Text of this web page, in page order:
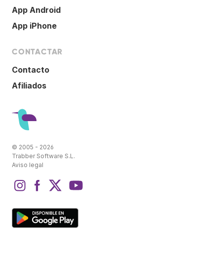
App Android
App iPhone
CONTACTAR
Contacto
Afiliados
© 2005 - 2026
Trabber Software S.L.
Aviso legal